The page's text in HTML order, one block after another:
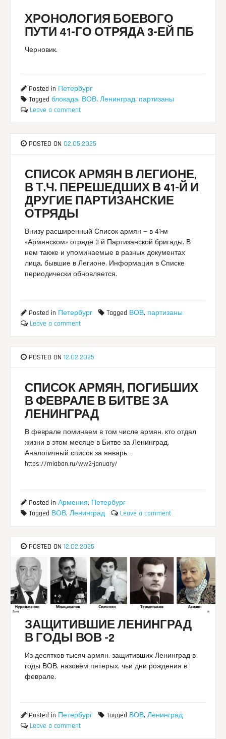
ХРОНОЛОГИЯ БОЕВОГО
ПУТИ 41-ГО ОТРЯДА 3-ЕЙ ПБ
Черновик.
Posted in Петербург
Taggedблокада, ВОВ,Ленинград, партизаны
Leave a comment
POSTED ON 02.05.2025
СПИСОК АРМЯН В ЛЕГИОНЕ,
В Т.Ч. ПЕРЕШЕДШИХ В 41-Й И
ДРУГИЕ ПАРТИЗАНСКИЕ
ОТРЯДЫ
Внизу расширенный Список армян — в 41-м
«Армянском» отряде 3-й Партизанской бригады. В
нем также и упоминаемые в разных документах
лица, бывшие в Легионе. Информация в Списке
периодически обновляется.
Posted in Петербург Tagged ВОВ, партизаны
Leave a comment
POSTED ON12.02.2025
СПИСОК АРМЯН, ПОГИБШИХ
В ФЕВРАЛЕ В БИТВЕ ЗА
ЛЕНИНГРАД
В феврале поминаем в том числе армян, кто отдал
жизни в этом месяце в Битве за Ленинград.
Аналогичный список за январь —
https://miaban.ru/ww2-january/
Posted inАрмения, Петербург
Tagged ВОВ,Ленинград Leave a comment
POSTED ON12.02.2025
ЗАЩИТИВШИЕ ЛЕНИНГРАД
В ГОДЫ ВОВ -2
Из десятков тысяч армян, защитивших Ленинград в
годы ВОВ, назовём пятерых, чьи дни рождения в
феврале.
Posted in Петербург Tagged ВОВ,Ленинград
Leave a comment